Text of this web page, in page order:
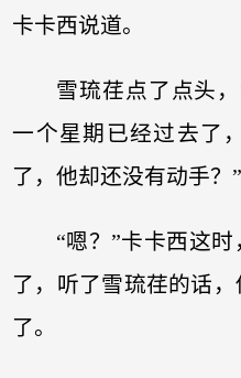
卡卡西说道。
雪琉荏点了点头
一个星期已经过去了
了，他却还没有动手？”
“嗯？”卡卡西这
了，听了雪琉荏的话
了。